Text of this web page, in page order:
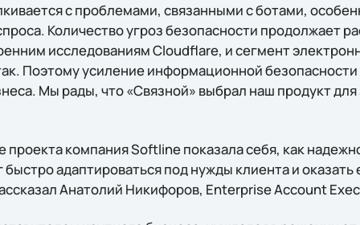
с проблемами, связанными с ботами,
Количество угроз безопасности продолжает
исследованиям Cloudflare, и сегмент
Поэтому усиление информационной
Мы рады, что «Связной» выбрал наш продукт для
проекта компания Softline показала себя, как
адаптироваться под нужды клиента и
Анатолий Никифоров, Enterprise Account